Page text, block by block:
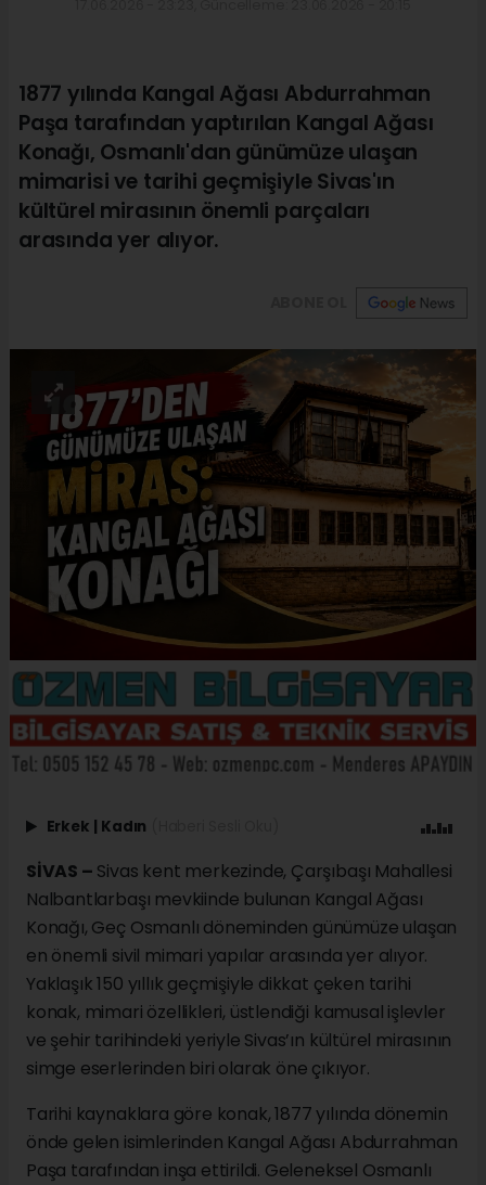
1877 yılında Kangal Ağası Abdurrahman
Paşa tarafından yaptırılan Kangal Ağası
Konağı, Osmanlı'dan günümüze ulaşan
mimarisi ve tarihi geçmişiyle Sivas'ın
kültürel mirasının önemli parçaları
arasında yer alıyor.
Erkek Kadın
SİVAS – Sivas kent merkezinde, Çarşıbaşı Mahallesi
Nalbantlarbaşı mevkiinde bulunan Kangal Ağası
Konağı, Geç Osmanlı döneminden günümüze ulaşan
en önemli sivil mimari yapılar arasında yer alıyor.
Yaklaşık 150 yıllık geçmişiyle dikkat çeken tarihi
konak, mimari özellikleri, üstlendiği kamusal işlevler
ve şehir tarihindeki yeriyle Sivas’ın kültürel mirasının
simge eserlerinden biri olarak öne çıkıyor.
Tarihi kaynaklara göre konak, 1877 yılında dönemin
önde gelen isimlerinden Kangal Ağası Abdurrahman
Paşa tarafından inşa ettirildi. Geleneksel Osmanlı